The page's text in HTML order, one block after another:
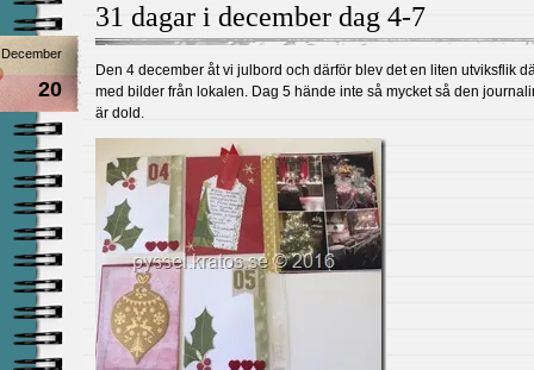
31 dagar i december dag 4-7
December
20
Den 4 december åt vi julbord och därför blev det en liten utviksflik
med bilder från lokalen. Dag 5 hände inte så mycket så den
är dold.